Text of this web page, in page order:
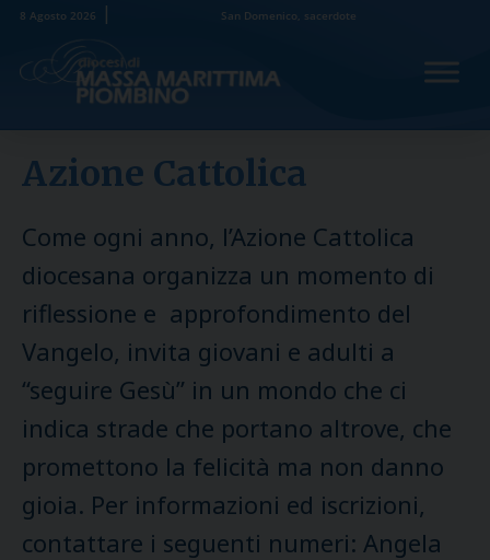
Skip
content
8 Agosto 2026 San Domenico, sacerdote
Azione Cattolica
Come ogni anno, l’Azione Cattolica
diocesana organizza un momento di
riflessione e approfondimento del
Vangelo, invita giovani e adulti a
“seguire Gesù” in un mondo che ci
indica strade che portano altrove, che
promettono la felicità ma non danno
gioia. Per informazioni ed iscrizioni,
contattare i seguenti numeri: Angela